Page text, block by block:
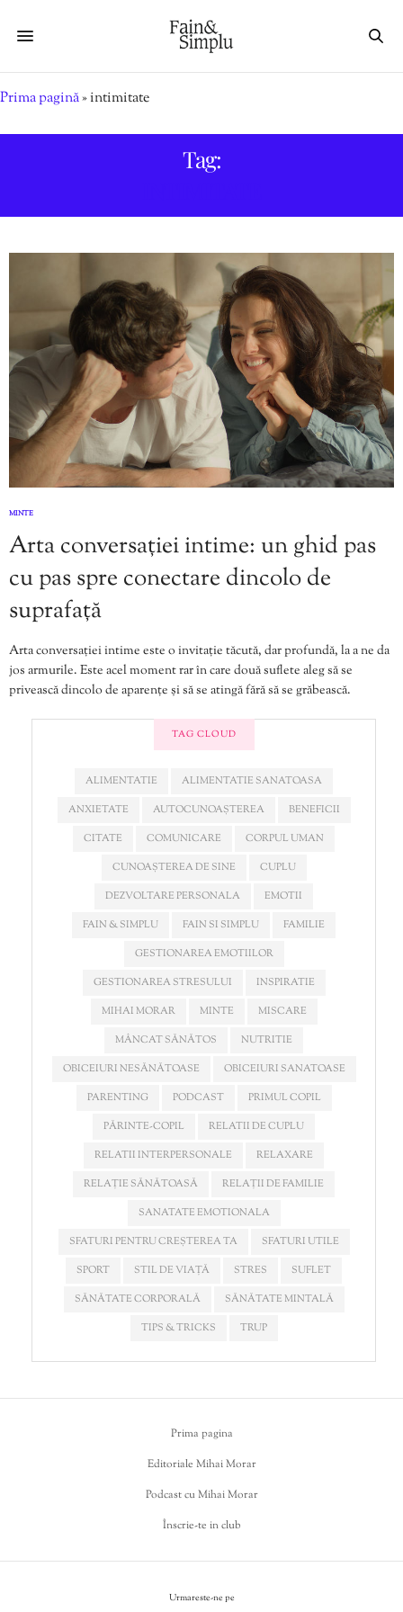
Prima pagină»intimitate
Tag:
MINTE
Arta conversației intime: un ghid pas
cu pas spre conectare dincolo de
suprafață
Arta conversației intime este o invitație tăcută, dar profundă, la a ne da
jos armurile. Este acel moment rar în care două suflete aleg să se
privească dincolo de aparențe și să se atingă fără să se grăbească.
TAG CLOUD
ALIMENTATIE
ALIMENTATIE SANATOASA
ANXIETATE
AUTOCUNOAȘTEREA
BENEFICII
CITATE
COMUNICARE
CORPUL UMAN
CUNOAȘTEREA DE SINE
CUPLU
DEZVOLTARE PERSONALA
EMOTII
FAIN & SIMPLU
FAIN SI SIMPLU
FAMILIE
GESTIONAREA EMOTIILOR
GESTIONAREA STRESULUI
INSPIRATIE
MIHAI MORAR
MINTE
MISCARE
MÂNCAT SĂNĂTOS
NUTRITIE
OBICEIURI NESĂNĂTOASE
OBICEIURI SANATOASE
PARENTING
PODCAST
PRIMUL COPIL
PĂRINTE-COPIL
RELATII DE CUPLU
RELATII INTERPERSONALE
RELAXARE
RELAȚIE SĂNĂTOASĂ
RELAȚII DE FAMILIE
SANATATE EMOTIONALA
SFATURI PENTRU CREȘTEREA TA
SFATURI UTILE
SPORT
STIL DE VIAȚĂ STRES
SUFLET
SĂNĂTATE CORPORALĂ
SĂNĂTATE MINTALĂ
TIPS & TRICKS
TRUP
Prima pagina
Editoriale Mihai Morar
Podcast cu Mihai Morar
Înscrie-te in club
Urmareste-ne pe